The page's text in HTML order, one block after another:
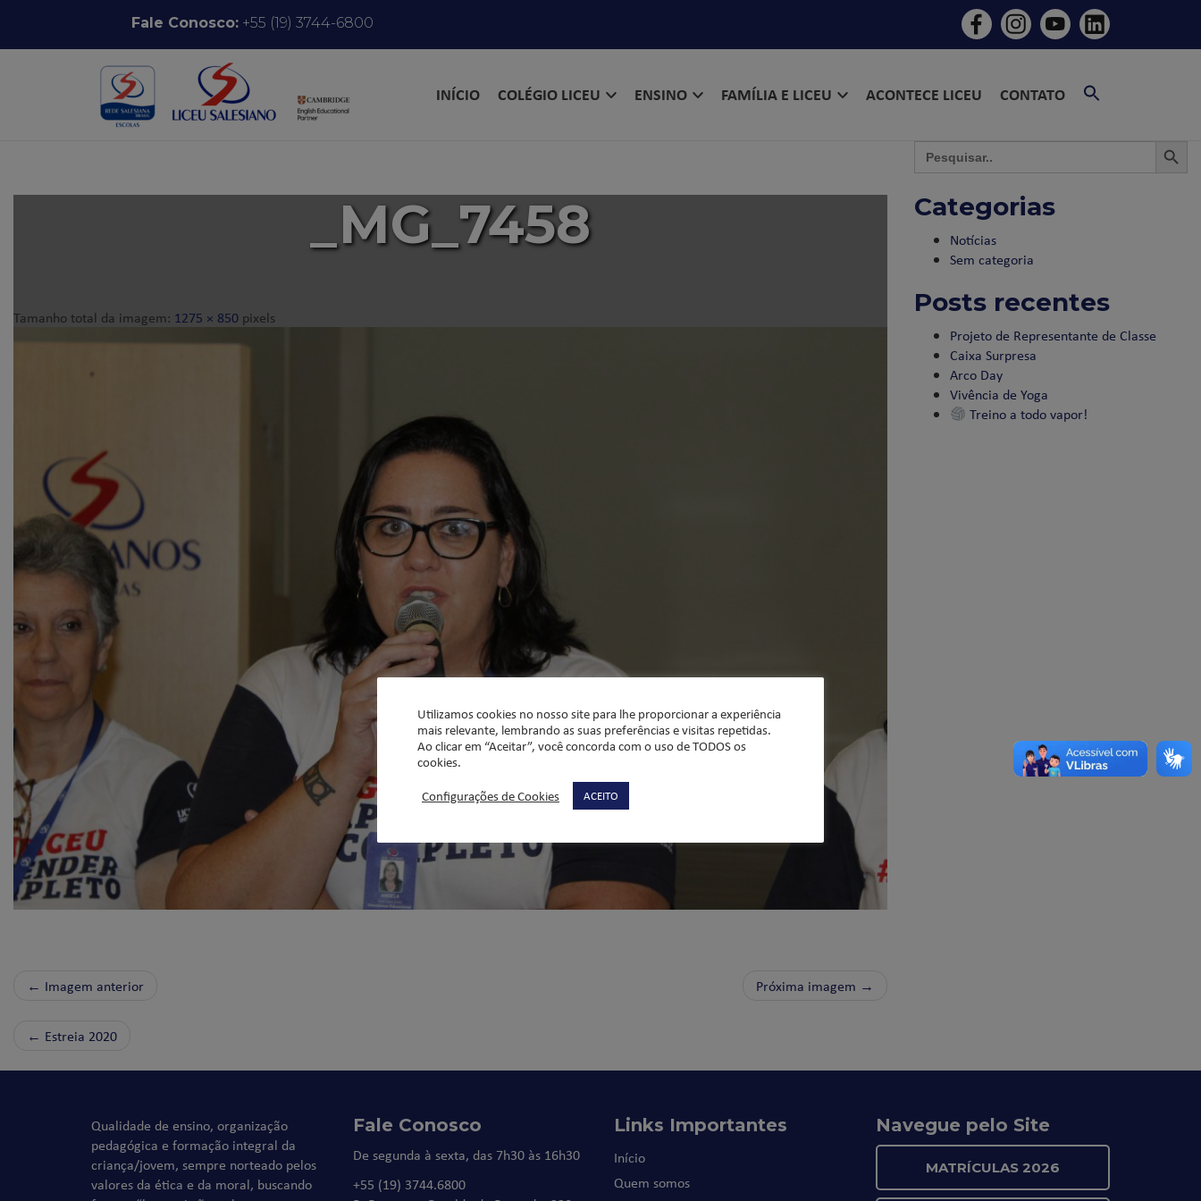
Pular para o conteúdoFale Conosco:+55 (19) 3744-6800
INÍCIO COLÉGIO LICEU ENSINO FAMÍLIA E LICEU ACONTECE LICEU CONTATO
_MG_7458
Tamanho total da imagem: 1275 × 850 pixels
← Imagem anterior Próxima imagem →
← Estreia 2020
Search
for:
Categorias
Notícias
Sem categoria
Posts recentes
Projeto de Representante de Classe
Caixa Surpresa
Arco Day
Vivência de Yoga
Treino a todo vapor!
Qualidade de ensino, organização
pedagógica e formação integral da
criança/jovem, sempre norteado pelos
valores da ética e da moral, buscando
Fale Conosco
De segunda à sexta, das 7h30 às 16h30
+55 (19) 3744.6800
Links Importantes
Início
Quem somos
Navegue pelo Site
MATRÍCULAS 2026
Utilizamos cookies no nosso site para lhe proporcionar a experiência
mais relevante, lembrando as suas preferências e visitas repetidas.
Ao clicar em “Aceitar”, você concorda com o uso de TODOS os
cookies.
Configurações de Cookies
ACEITO